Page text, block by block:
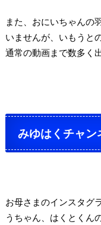
また、おにいちゃんの
いませんが、いもうと
通常の動画まで数多く
みゆはくチャン
お母さまのインスタグ
うちゃん、はくとくん